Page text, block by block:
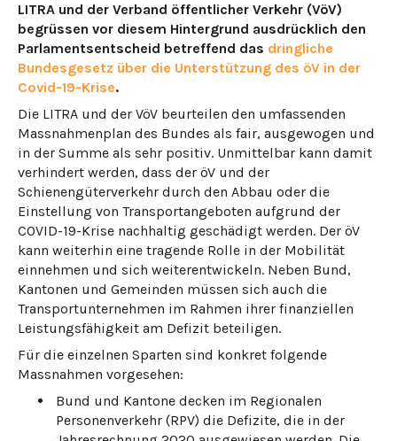
LITRA und der Verband öffentlicher Verkehr (VöV)
begrüssen vor diesem Hintergrund ausdrücklich den
Parlamentsentscheid betreffend das dringliche
Bundesgesetz über die Unterstützung des öV in der
Covid-19-Krise.
Die LITRA und der VöV beurteilen den umfassenden
Massnahmenplan des Bundes als fair, ausgewogen und
in der Summe als sehr positiv. Unmittelbar kann damit
verhindert werden, dass der öV und der
Schienengüterverkehr durch den Abbau oder die
Einstellung von Transportangeboten aufgrund der
COVID-19-Krise nachhaltig geschädigt werden. Der öV
kann weiterhin eine tragende Rolle in der Mobilität
einnehmen und sich weiterentwickeln. Neben Bund,
Kantonen und Gemeinden müssen sich auch die
Transportunternehmen im Rahmen ihrer finanziellen
Leistungsfähigkeit am Defizit beteiligen.
Für die einzelnen Sparten sind konkret folgende
Massnahmen vorgesehen:
Bund und Kantone decken im Regionalen
Personenverkehr (RPV) die Defizite, die in der